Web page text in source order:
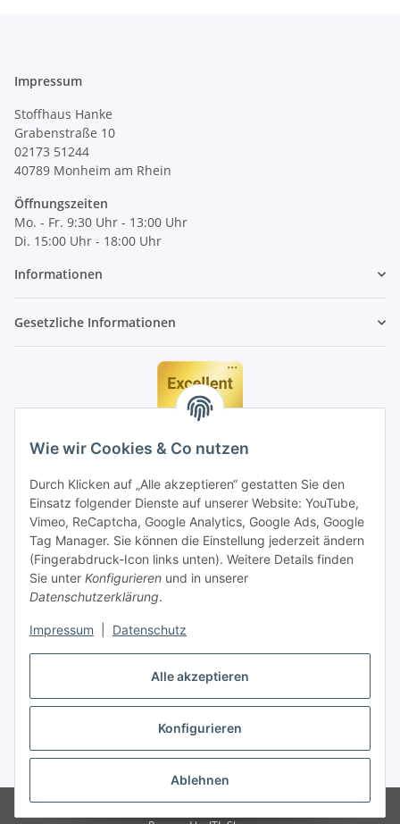
Alle akzeptieren
Konfigurieren
Ablehnen
Wie wir Cookies & Co nutzen
Durch Klicken auf „Alle akzeptieren“ gestatten Sie den
Einsatz folgender Dienste auf unserer Website: YouTube,
Vimeo, ReCaptcha, Google Analytics, Google Ads, Google
Tag Manager. Sie können die Einstellung jederzeit ändern
(Fingerabdruck-Icon links unten). Weitere Details finden
Sie unter Konfigurieren und in unserer
Datenschutzerklärung.
Impressum Datenschutz
Impressum
Stoffhaus Hanke
Grabenstraße 10
02173 51244
40789 Monheim am Rhein
Öffnungszeiten
Mo. - Fr. 9:30 Uhr - 13:00 Uhr
Di. 15:00 Uhr - 18:00 Uhr
Informationen
Gesetzliche Informationen
* Alle Preise inkl. gesetzlicher MwSt., zzgl.